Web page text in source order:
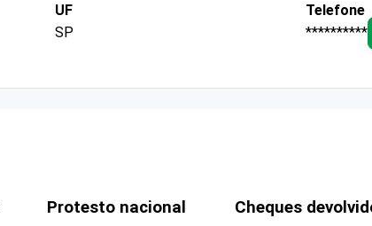
UF
SP
Telefone
**********
Protesto nacional Cheques